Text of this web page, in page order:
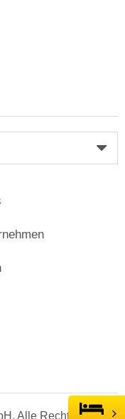
Alle Rechte